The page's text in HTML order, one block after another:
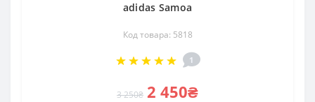
adidas Samoa
Код товара: 5818
1
3 250₴ 2 450₴